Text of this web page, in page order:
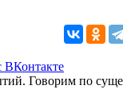
ВКонтакте
Говорим по